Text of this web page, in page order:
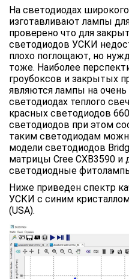
На светодиодах
изготавливают лампы
проверено что для
светодиодов УСКИ
плохо поглощают, но
тоже. Наиболее
гроубоксов и закрытых
являются лампы на
светодиодах теплого
красных светодиодов
светодиодов при этом
таким светодиодам
модели светодиодов
матрицы Cree CXB3590 и
светодиодные
Ниже приведен спектр
УСКИ с синим
(USA).